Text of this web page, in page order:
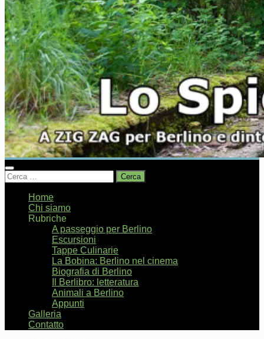
Ricerca
per:
Home
Chi siamo
Rubriche
A passeggio per Berlino
Escursioni
Tappe Culinarie
La Bobina: Berlino nel cinema
Biografia di Berlino
Il Berlibro: letteratura
Animali a Berlino
Appunti
Galleria
Contatto